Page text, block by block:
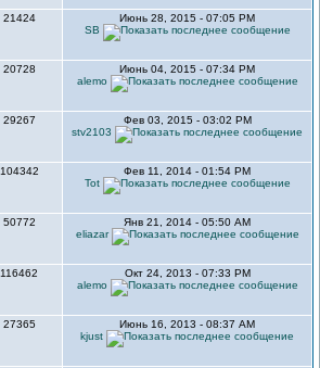
21424
Июнь 28, 2015 - 07:05 PM
SB
20728
Июнь 04, 2015 - 07:34 PM
alemo
29267
Фев 03, 2015 - 03:02 PM
stv2103
104342
Фев 11, 2014 - 01:54 PM
Tot
50772
Янв 21, 2014 - 05:50 AM
eliazar
116462
Окт 24, 2013 - 07:33 PM
alemo
27365
Июнь 16, 2013 - 08:37 AM
kjust